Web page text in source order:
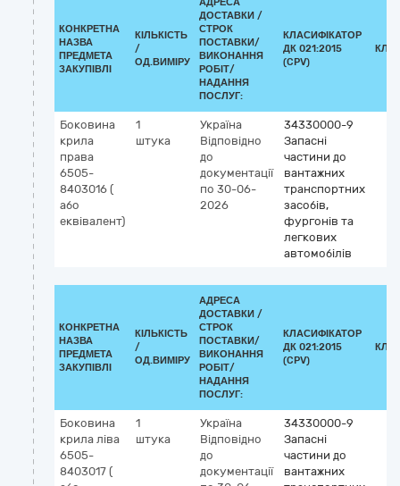
КОНКРЕТНА
НАЗВА
ПРЕДМЕТА
ЗАКУПІВЛІ
КІЛЬКІСТЬ
/
ОД.ВИМІРУ
ДОСТАВКИ /
СТРОК
ПОСТАВКИ/
ВИКОНАННЯ
РОБІТ/
НАДАННЯ
ПОСЛУГ:
КЛАСИФІКАТОР
ДК 021:2015
(CPV)
Боковина
крила
права
6505-
8403016 (
або
еквівалент)
1
штука
Україна
Відповідно
до
документації
по 30-06-
2026
34330000-9
Запасні
частини до
вантажних
транспортних
засобів,
фургонів та
легкових
автомобілів
КОНКРЕТНА
НАЗВА
ПРЕДМЕТА
ЗАКУПІВЛІ
КІЛЬКІСТЬ
/
ОД.ВИМІРУ
АДРЕСА
ДОСТАВКИ /
СТРОК
ПОСТАВКИ/
ВИКОНАННЯ
РОБІТ/
НАДАННЯ
ПОСЛУГ:
КЛАСИФІКАТОР
ДК 021:2015
(CPV)
Боковина
крила ліва
6505-
8403017 (
1
штука
Україна
Відповідно
до
документації
34330000-9
Запасні
частини до
вантажних